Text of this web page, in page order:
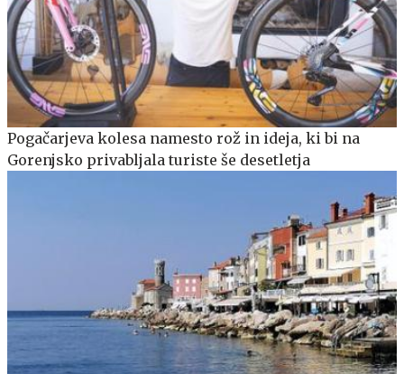
Pogačarjeva kolesa namesto rož in ideja, ki bi na
Gorenjsko privabljala turiste še desetletja